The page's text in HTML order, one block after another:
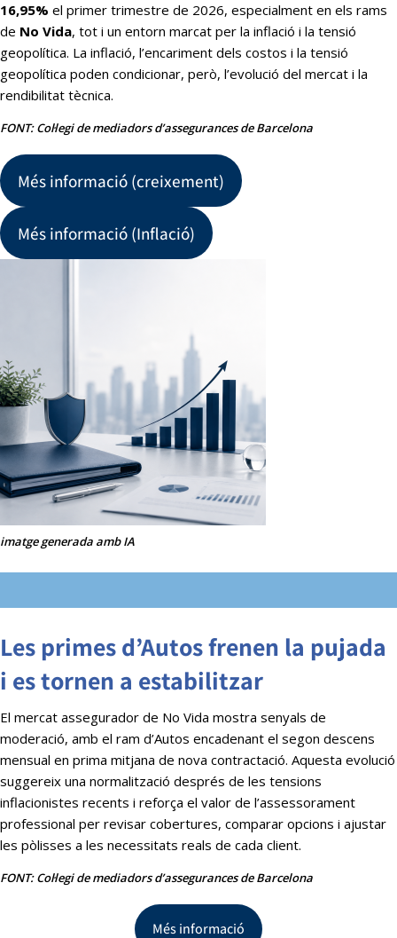
16,95% el primer trimestre de 2026, especialment en els rams
de No Vida, tot i un entorn marcat per la inflació i la tensió
geopolítica. La inflació, l’encariment dels costos i la tensió
geopolítica poden condicionar, però, l’evolució del mercat i la
rendibilitat tècnica.
FONT: Col·legi de mediadors d’assegurances de Barcelona
Més informació (creixement)
Més informació (Inflació)
imatge generada amb IA
Les primes d’Autos frenen la pujada
i es tornen a estabilitzar
El mercat assegurador de No Vida mostra senyals de
moderació, amb el ram d’Autos encadenant el segon descens
mensual en prima mitjana de nova contractació. Aquesta evolució
suggereix una normalització després de les tensions
inflacionistes recents i reforça el valor de l’assessorament
professional per revisar cobertures, comparar opcions i ajustar
les pòlisses a les necessitats reals de cada client.
FONT: Col·legi de mediadors d’assegurances de Barcelona
Més informació